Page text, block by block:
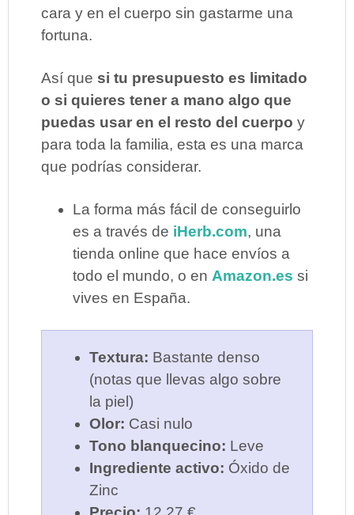
cara y en el cuerpo sin gastarme una
fortuna.
Así que si tu presupuesto es limitado
o si quieres tener a mano algo que
puedas usar en el resto del cuerpo y
para toda la familia, esta es una marca
que podrías considerar.
La forma más fácil de conseguirlo
es a través de iHerb.com, una
tienda online que hace envíos a
todo el mundo, o en Amazon.es si
vives en España.
Textura: Bastante denso
(notas que llevas algo sobre
la piel)
Olor: Casi nulo
Tono blanquecino: Leve
Ingrediente activo: Óxido de
Zinc